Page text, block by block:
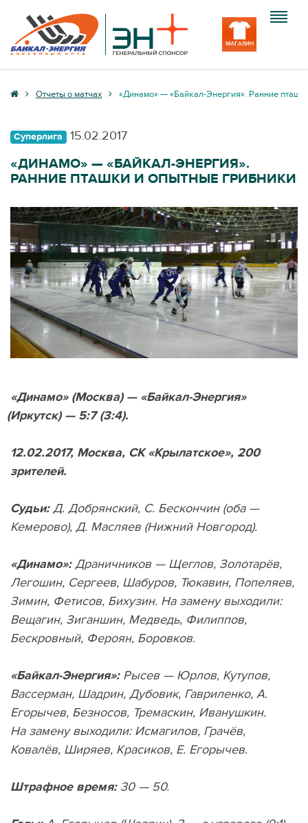
Клуб
Медиа
Вход
Отчеты о матчах «Динамо» — «Байкал-Энергия». Ранние
Суперлига 15.02.2017
«ДИНАМО» — «БАЙКАЛ-ЭНЕРГИЯ».
РАННИЕ ПТАШКИ И ОПЫТНЫЕ ГРИБНИКИ
«Динамо» (Москва) — «Байкал-Энергия»
(Иркутск) — 5:7 (3:4).
12.02.2017, Москва, СК «Крылатское», 200
зрителей.
Судьи:Д. Добрянский, С. Бескончин (оба —
Кемерово), Д. Масляев (Нижний Новгород).
«Динамо»:Драничников — Щеглов, Золотарёв,
Легошин, Сергеев, Шабуров, Тюкавин, Попеляев,
Зимин, Фетисов, Бихузин. На замену выходили:
Вещагин, Зиганшин, Медведь, Филиппов,
Бескровный, Фероян, Боровков.
«Байкал-Энергия»:Рысев — Юрлов, Кутупов,
Вассерман, Шадрин, Дубовик, Гавриленко, А.
Егорычев, Безносов, Тремаскин, Иванушкин.
На замену выходили: Исмагилов, Грачёв,
Ковалёв, Ширяев, Красиков, Е. Егорычев.
Штрафное время:30 — 50.